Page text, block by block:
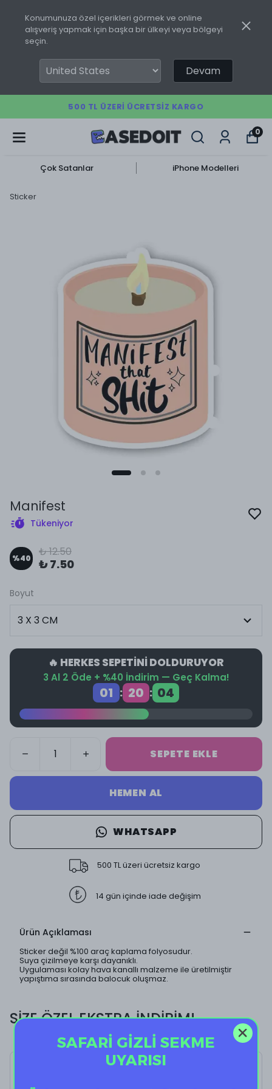
Konumunuza özel içerikleri görmek ve online
alışveriş yapmak için başka bir ülkeyi veya bölgeyi
seçin.
Devam
500 TL ÜZERI ÜCRETSIZ KARGO
0
Çok Satanlar iPhone Modelleri
Sticker
Manifest
Tükeniyor
%40 ₺ 12.50
₺ 7.50
Boyut
🔥 HERKES SEPETİNİ DOLDURUYOR
3 Al 2 Öde + %40 İndirim — Geç Kalma!
01 : 20 : 03
SEPETE EKLE
HEMEN AL
WHATSAPP
500 TL üzeri ücretsiz kargo
14 gün içinde iade değişim
Ürün Açıklaması
Sticker değil %100 araç kaplama folyosudur.
Suya çizilmeye karşı dayanıklı.
Uygulaması kolay hava kanallı malzeme ile üretilmiştir
yapıştıma sırasında balocuk oluşmaz.
SİZE ÖZEL EKSTRA İNDİRİM!
SAFARİ GİZLİ SEKME
UYARISI